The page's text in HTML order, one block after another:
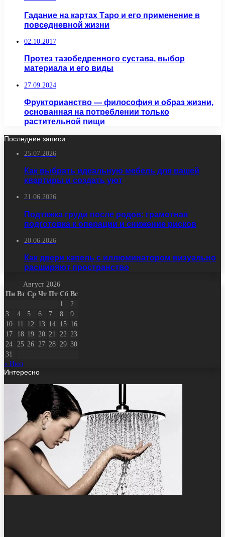
Гадание на картах Таро и его применение в
повседневной жизни
02.10.2017
Протез тазобедренного сустава, выбор
материала и его виды
27.09.2024
Фрукторианство — философия и образ жизни,
основанная на потреблении только
растительной пищи
Последние записи
25.07.2026
Как выбрать идеальную мебель для вашей
квартиры и создать уют
21.06.2026
Подтяжка груди после родов: грамотная
подготовка к операции и снижение рисков
20.06.2026
Как двери капель с иллюминатором визуально
расширяют пространство
Август 2026
Пн Вт Ср Чт Пт Сб Вс
1
2
3
4 5 6 7 8
9
10
11 12 13 14 15 16
17
18 19 20 21 22 23
24
25 26 27 28 29 30
31
« Июл
Интересно